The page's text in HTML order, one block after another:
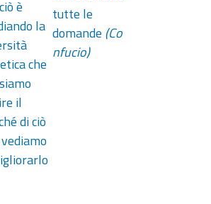
è
la
che
il
di ciò
tutte le
domande (Co
nfucio)